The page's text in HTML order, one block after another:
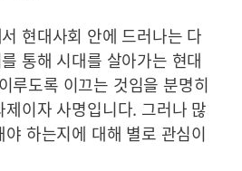
현대사회 안에 드러나는 다
통해 시대를 살아가는 현대
루도록 이끄는 것임을 분명히
이자 사명입니다. 그러나 많
하는지에 대해 별로 관심이